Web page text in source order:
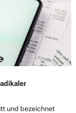
und bezeichnet